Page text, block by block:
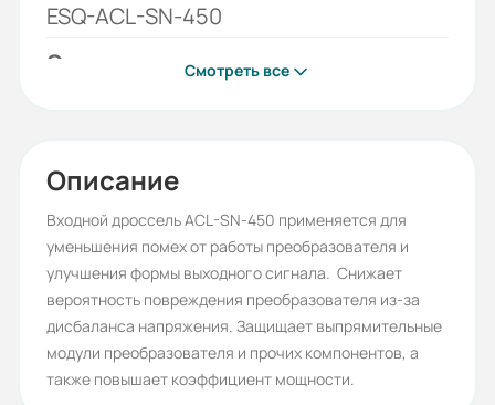
ESQ-ACL-SN-450
Серия:
ESQ
Вес (кг):
69
Габариты (ШхВхГ, м):
0.29x0.32x0.37
Смотреть все
Описание
Входной дроссель ACL-SN-450 применяется для
уменьшения помех от работы преобразователя и
улучшения формы выходного сигнала. Снижает
вероятность повреждения преобразователя из-за
дисбаланса напряжения. Защищает выпрямительные
модули преобразователя и прочих компонентов, а
также повышает коэффициент мощности.